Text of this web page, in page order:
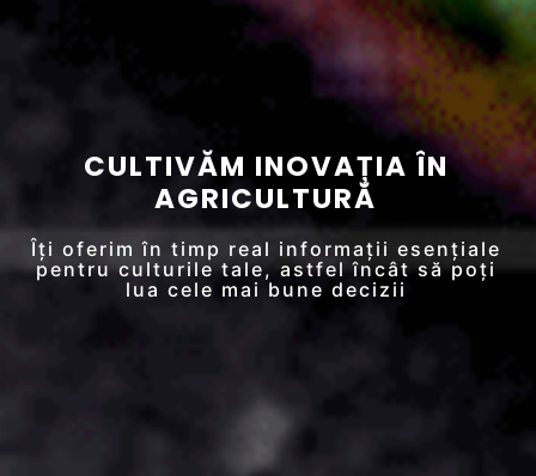
CULTIVĂM INOVAȚIA ÎN
AGRICULTURĂ
Îți oferim în timp real informații esențiale
pentru culturile tale, astfel încât să poți
lua cele mai bune decizii